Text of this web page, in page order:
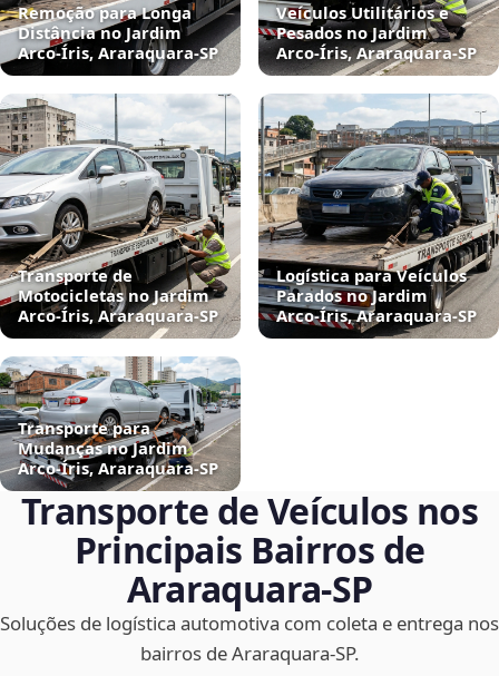
Remoção para Longa
Distância no Jardim
Arco‑Íris, Araraquara‑SP
Veículos Utilitários e
Pesados no Jardim
Arco‑Íris, Araraquara‑SP
Transporte de
Motocicletas no Jardim
Arco‑Íris, Araraquara‑SP
Logística para Veículos
Parados no Jardim
Arco‑Íris, Araraquara‑SP
Transporte para
Mudanças no Jardim
Arco‑Íris, Araraquara‑SP
Transporte de Veículos nos
Principais Bairros de
Araraquara‑SP
Soluções de logística automotiva com coleta e entrega nos
bairros de Araraquara‑SP.